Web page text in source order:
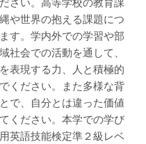
さい。高等学校の教育課
や世界の抱える課題につ
す。学内外での学習や部
社会での活動を通して、
表現する力、人と積極的
ください。また多様な背
で、自分とは違った価値
ください。本学での学び
英語技能検定準２級レベ